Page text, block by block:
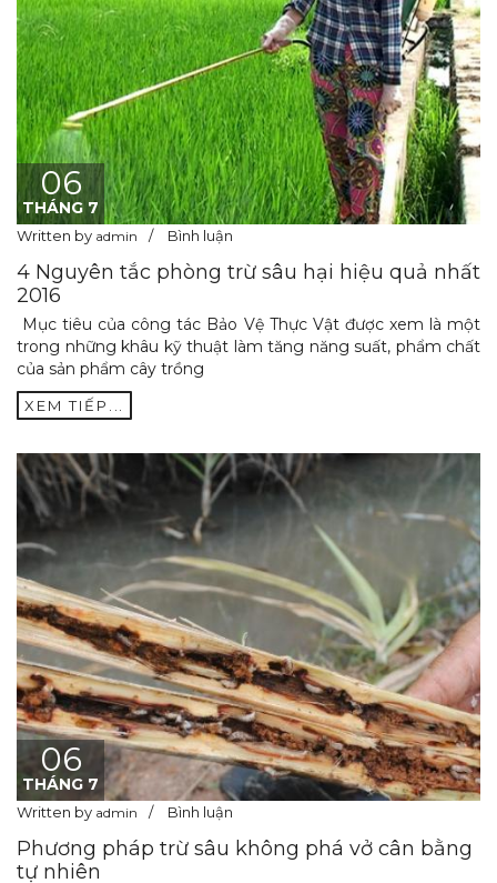
06
THÁNG 7
Written by admin Bình luận
4 Nguyên tắc phòng trừ sâu hại hiệu quả nhất
2016
Mục tiêu của công tác Bảo Vệ Thực Vật được xem là một
trong những khâu kỹ thuật làm tăng năng suất, phẩm chất
của sản phẩm cây trồng
XEM TIẾP...
06
THÁNG 7
Written by admin Bình luận
Phương pháp trừ sâu không phá vở cân bằng
tự nhiên